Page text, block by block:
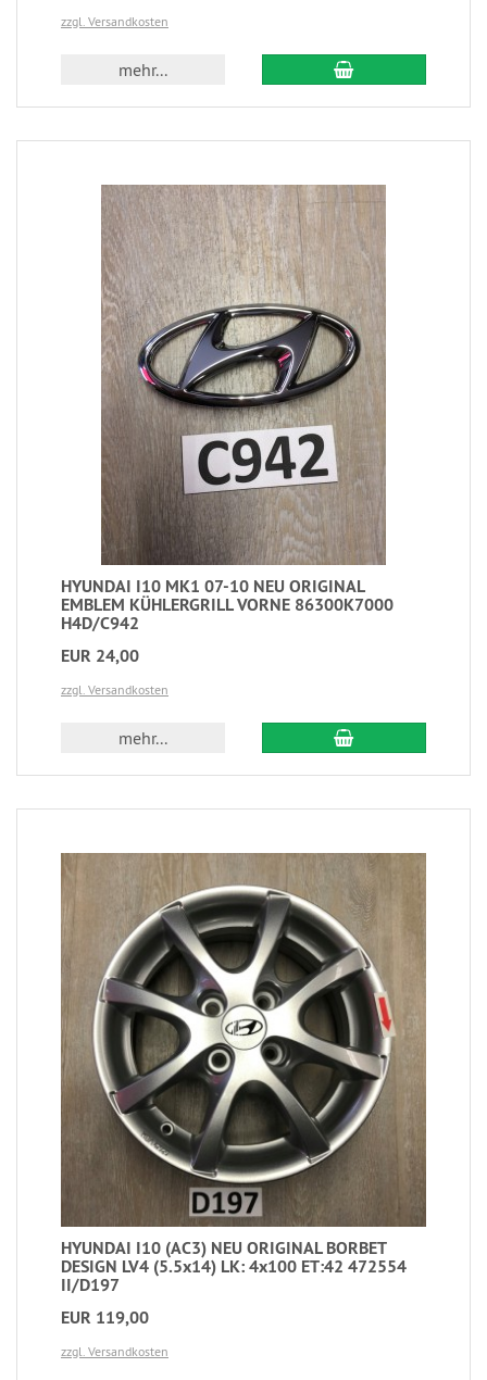
zzgl. Versandkosten
mehr...
HYUNDAI I10 MK1 07-10 NEU ORIGINAL
EMBLEM KÜHLERGRILL VORNE 86300K7000
H4D/C942
EUR 24,00
zzgl. Versandkosten
mehr...
HYUNDAI I10 (AC3) NEU ORIGINAL BORBET
DESIGN LV4 (5.5x14) LK: 4x100 ET:42 472554
II/D197
EUR 119,00
zzgl. Versandkosten